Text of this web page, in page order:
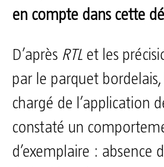
en compte dans cette
D’après RTL et les
par le parquet
chargé de l’application
constaté un
d’exemplaire : absence